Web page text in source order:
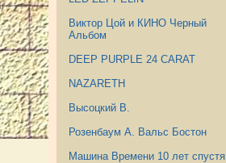
Виктор Цой и КИНО Черный
Альбом
DEEP PURPLE 24 CARAT
NAZARETH
Высоцкий В.
Розенбаум А. Вальс Бостон
Машина Времени 10 лет спустя